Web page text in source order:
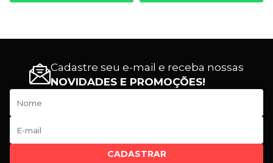
Cadastre seu e-mail e receba nossas
NOVIDADES E PROMOÇÕES!
CADASTRAR